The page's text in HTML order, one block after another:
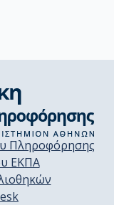
Πληροφόρησης
ΕΚΠΑ